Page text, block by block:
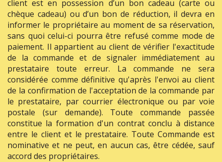
client est en possession d’un bon cadeau (carte ou
chèque cadeau) ou d’un bon de réduction, il devra en
informer le propriétaire au moment de sa réservation,
sans quoi celui-ci pourra être refusé comme mode de
paiement. Il appartient au client de vérifier l'exactitude
de la commande et de signaler immédiatement au
prestataire toute erreur. La commande ne sera
considérée comme définitive qu'après l'envoi au client
de la confirmation de l'acceptation de la commande par
le prestataire, par courrier électronique ou par voie
postale (sur demande). Toute commande passée
constitue la formation d'un contrat conclu à distance
entre le client et le prestataire. Toute Commande est
nominative et ne peut, en aucun cas, être cédée, sauf
accord des propriétaires.